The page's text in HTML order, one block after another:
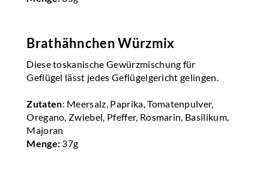
Brathähnchen Würzmix
Diese toskanische Gewürzmischung für
Geflügel lässt jedes Geflügelgericht gelingen.
Zutaten: Meersalz, Paprika, Tomatenpulver,
Oregano, Zwiebel, Pfeffer, Rosmarin, Basilikum,
Majoran
Menge: 37g